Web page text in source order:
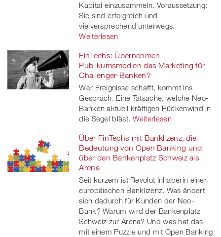
Kapital einzusammeln. Voraussetzung:
Sie sind erfolgreich und
vielversprechend unterwegs.
Weiterlesen
FinTechs: Übernehmen
Publikumsmedien das Marketing für
Challenger-Banken?
Wer Ereignisse schafft, kommt ins
Gespräch. Eine Tatsache, welche Neo-
Banken aktuell kräftigen Rückenwind in
die Segel bläst. Weiterlesen
Über FinTechs mit Banklizenz, die
Bedeutung von Open Banking und
über den Bankenplatz Schweiz als
Arena
Seit kurzem ist Revolut Inhaberin einer
europäischen Banklizenz. Was ändert
sich dadurch für Kunden der Neo-
Bank? Warum wird der Bankenplatz
Schweiz zur Arena? Und was hat das
mit einem Puzzle und mit Open Banking